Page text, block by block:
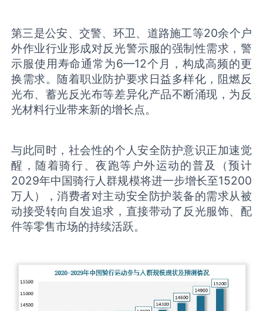
第三是公安、交警、环卫、道路施工等20余个户
外作业行业形成对反光警示服的强制性需求，警
示服使用寿命通常为6—12个月，构成高频的更
换需求。随着职业防护要求日益多样化，阻燃反
光布、蓄光反光布等差异化产品不断涌现，为反
光材料行业带来新的增长点。
与此同时，社会性的个人安全防护意识正加速觉
醒，随着骑行、夜跑等户外运动的普及（预计
2029年中国骑行人群规模将进一步增长至15200
万人），消费者对主动安全防护装备的需求从被
动接受转向自发追求，直接带动了反光服饰、配
件等零售市场的持续活跃。